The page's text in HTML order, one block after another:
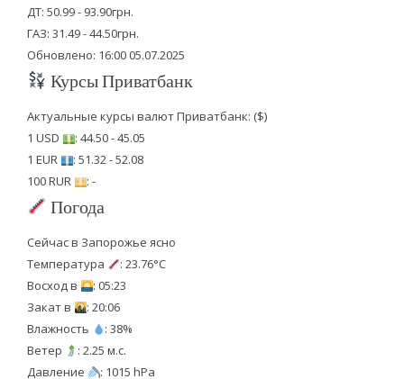
ДТ: 50.99 - 93.90грн.
ГАЗ: 31.49 - 44.50грн.
Обновлено: 16:00 05.07.2025
Курсы Приватбанк
Актуальные курсы валют Приватбанк: ($)
1 USD
: 44.50 - 45.05
1 EUR
: 51.32 - 52.08
100 RUR
: -
Погода
Сейчас в Запорожье ясно
Температура
: 23.76°C
Восход в
: 05:23
Закат в
: 20:06
Влажность
: 38%
Ветер
: 2.25 м.с.
Давление
: 1015 hPa